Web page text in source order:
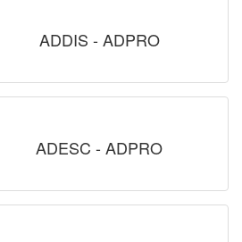
ADDIS - ADPRO
ADESC - ADPRO